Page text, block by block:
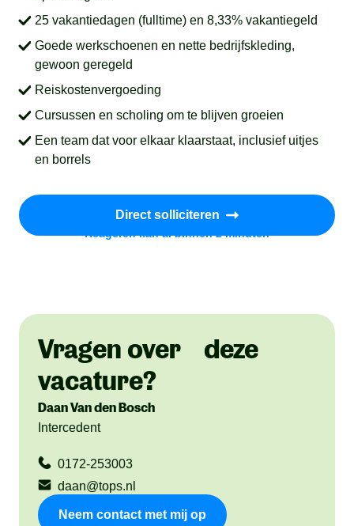
25 vakantiedagen (fulltime) en 8,33% vakantiegeld
Goede werkschoenen en nette bedrijfskleding,
gewoon geregeld
Reiskostenvergoeding
Cursussen en scholing om te blijven groeien
Een team dat voor elkaar klaarstaat, inclusief uitjes
en borrels
Direct solliciteren
Reageren kan al binnen 2 minuten
Vragen over deze
vacature?
Daan Van den Bosch
Intercedent
0172-253003
daan@tops.nl
Neem contact met mij op